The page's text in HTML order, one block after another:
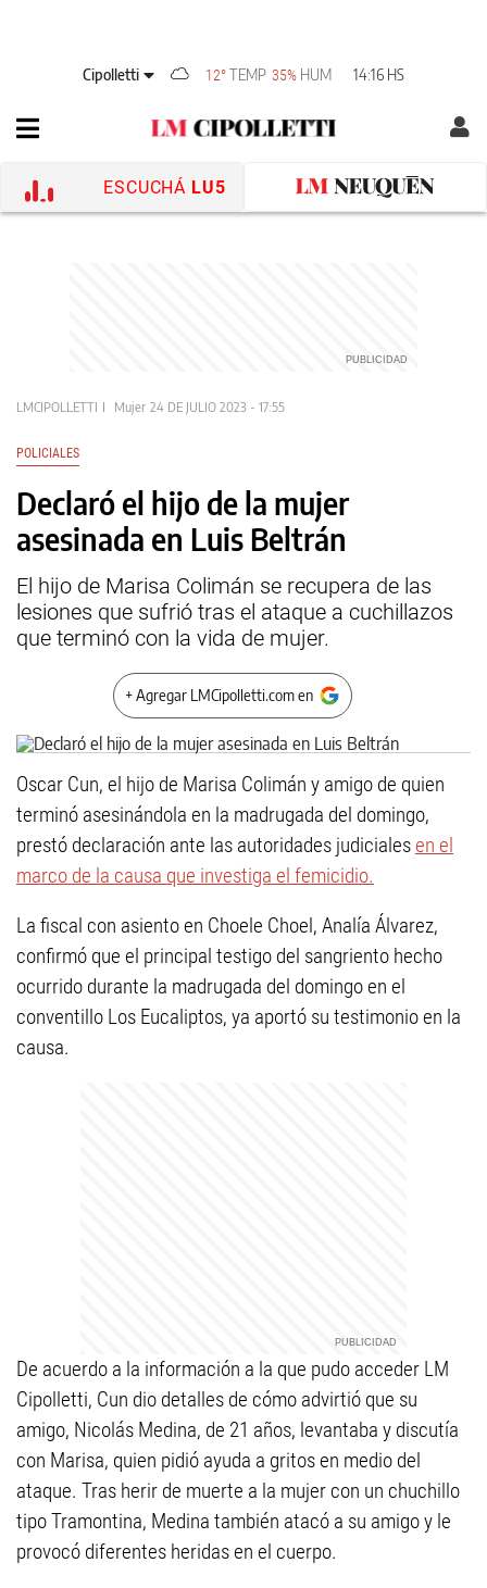
Cipolletti 12° TEMP 35% HUM 14:16 HS
ESCUCHÁ LU5
LMCIPOLLETTI Mujer 24 DE JULIO 2023 - 17:55
POLICIALES
Declaró el hijo de la mujer
asesinada en Luis Beltrán
El hijo de Marisa Colimán se recupera de las
lesiones que sufrió tras el ataque a cuchillazos
que terminó con la vida de mujer.
+ Agregar LMCipolletti.com en
Oscar Cun, el hijo de Marisa Colimán y amigo de quien
terminó asesinándola en la madrugada del domingo,
prestó declaración ante las autoridades judiciales en el
marco de la causa que investiga el femicidio.
La fiscal con asiento en Choele Choel, Analía Álvarez,
confirmó que el principal testigo del sangriento hecho
ocurrido durante la madrugada del domingo en el
conventillo Los Eucaliptos, ya aportó su testimonio en la
causa.
De acuerdo a la información a la que pudo acceder LM
Cipolletti, Cun dio detalles de cómo advirtió que su
amigo, Nicolás Medina, de 21 años, levantaba y discutía
con Marisa, quien pidió ayuda a gritos en medio del
ataque. Tras herir de muerte a la mujer con un chuchillo
tipo Tramontina, Medina también atacó a su amigo y le
provocó diferentes heridas en el cuerpo.